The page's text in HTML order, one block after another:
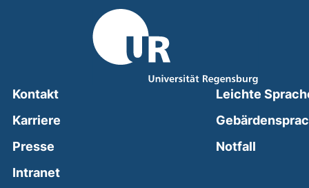
Kontakt
Karriere
Presse
Intranet(external link, opens in a new window)
Leichte
Notfall